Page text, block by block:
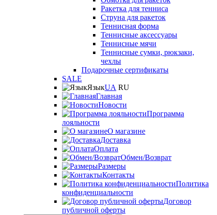
Ракетка для тенниса
Струна для ракеток
Теннисная форма
Теннисные аксессуары
Теннисные мячи
Теннисные сумки, рюкзаки,
чехлы
Подарочные сертификаты
SALE
ЯзыкUA RU
Главная
Новости
Программа
лояльности
О магазине
Доставка
Оплата
Обмен/Возврат
Размеры
Контакты
Политика
конфиденциальности
Договор
публичной оферты